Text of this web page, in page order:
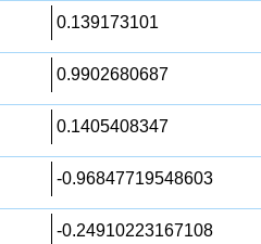
0.139173101
0.9902680687
0.1405408347
-0.96847719548603
-0.24910223167108